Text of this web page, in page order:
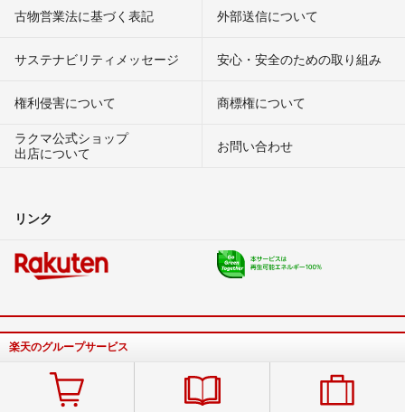
古物営業法に基づく表記 外部送信について
サステナビリティメッセージ 安心・安全のための取り組み
権利侵害について
商標権について
ラクマ公式ショップ
出店について
お問い合わせ
リンク
楽天のグループサービス